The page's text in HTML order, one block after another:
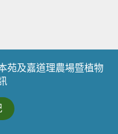
苑及嘉道理農場暨植物